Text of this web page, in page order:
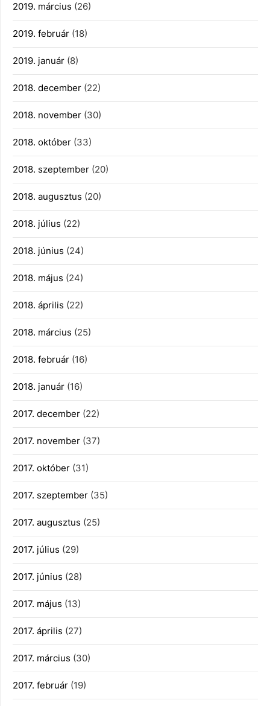
2019. március (26)
2019. február (18)
2019. január (8)
2018. december (22)
2018. november (30)
2018. október (33)
2018. szeptember (20)
2018. augusztus (20)
2018. július (22)
2018. június (24)
2018. május (24)
2018. április (22)
2018. március (25)
2018. február (16)
2018. január (16)
2017. december (22)
2017. november (37)
2017. október (31)
2017. szeptember (35)
2017. augusztus (25)
2017. július (29)
2017. június (28)
2017. május (13)
2017. április (27)
2017. március (30)
2017. február (19)